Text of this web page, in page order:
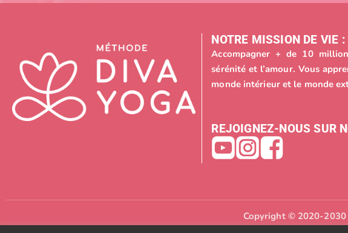
NOTRE MISSION DE VIE :
Accompagner + de 10
sérénité et l’amour. Vous
monde intérieur et le monde
REJOIGNEZ-NOUS SUR
Copyright © 2020-2030